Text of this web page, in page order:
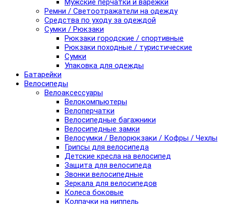
Мужские перчатки и варежки
Ремни / Светоотражатели на одежду
Средства по уходу за одеждой
Сумки / Рюкзаки
Рюкзаки городские / спортивные
Рюкзаки походные / туристические
Сумки
Упаковка для одежды
Батарейки
Велосипеды
Велоаксессуары
Велокомпьютеры
Велоперчатки
Велосипедные багажники
Велосипедные замки
Велосумки / Велорюкзаки / Кофры / Чехлы
Грипсы для велосипеда
Детские кресла на велосипед
Защита для велосипеда
Звонки велосипедные
Зеркала для велосипедов
Колеса боковые
Колпачки на ниппель